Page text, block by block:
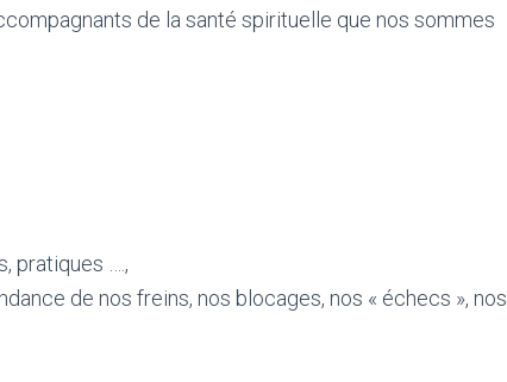
de la santé spirituelle que nos sommes
pratiques ….,
de nos freins, nos blocages, nos « échecs », nos